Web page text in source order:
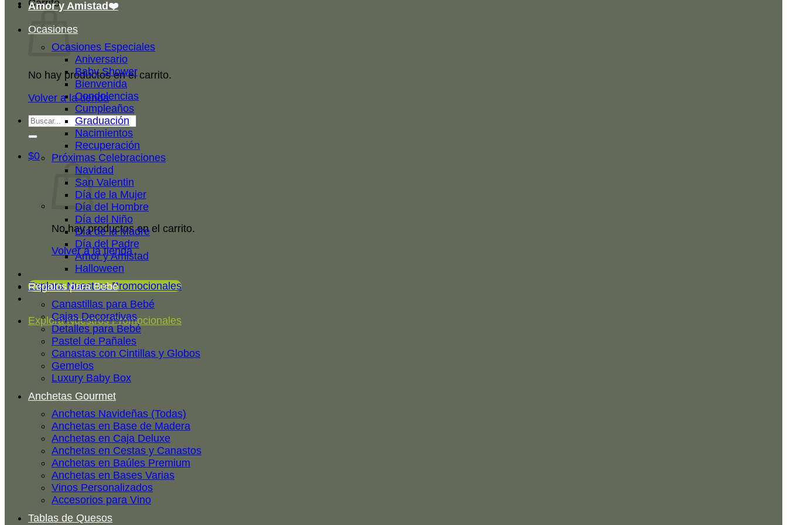
Carrito
No hay productos en el carrito.
Volver a la tienda
Buscar
por:
$0
No hay productos en el carrito.
Volver a la tienda
Explora Nuestros Promocionales
Explora Nuestros Promocionales
Amor y Amistad❤️
Ocasiones
Ocasiones Especiales
Aniversario
Baby Shower
Bienvenida
Condolencias
Cumpleaños
Graduación
Nacimientos
Recuperación
Próximas Celebraciones
Navidad
San Valentin
Día de la Mujer
Día del Hombre
Día del Niño
Día de la Madre
Día del Padre
Amor y Amistad
Halloween
Regalos para Bebé
Canastillas para Bebé
Cajas Decorativas
Detalles para Bebé
Pastel de Pañales
Canastas con Cintillas y Globos
Gemelos
Luxury Baby Box
Anchetas Gourmet
Anchetas Navideñas (Todas)
Anchetas en Base de Madera
Anchetas en Caja Deluxe
Anchetas en Cestas y Canastos
Anchetas en Baúles Premium
Anchetas en Bases Varias
Vinos Personalizados
Accesorios para Vino
Tablas de Quesos